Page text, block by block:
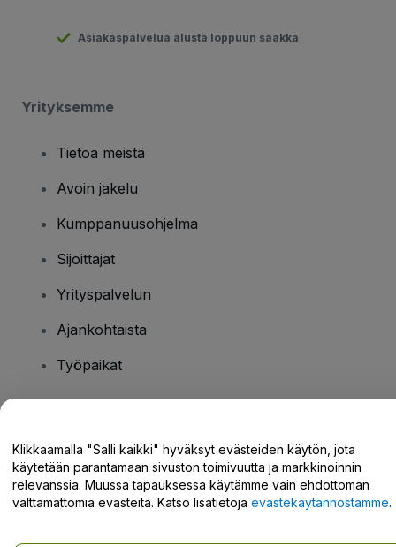
Asiakaspalvelua alusta loppuun saakka
Yrityksemme
Tietoa meistä
Avoin jakelu
Kumppanuusohjelma
Sijoittajat
Yrityspalvelun
Ajankohtaista
Työpaikat
Tukikeskus / Ota meihin yhteyttä
Klikkaamalla "Salli kaikki" hyväksyt evästeiden käytön, jota
käytetään parantamaan sivuston toimivuutta ja markkinoinnin
relevanssia. Muussa tapauksessa käytämme vain ehdottoman
välttämättömiä evästeitä. Katso lisätietoja evästekäytännöstämme.